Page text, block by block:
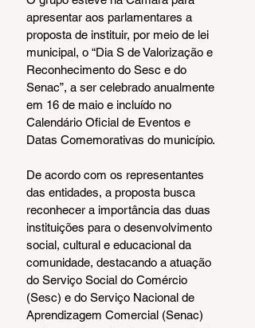
apresentar aos parlamentares a
proposta de instituir, por meio de lei
municipal, o “Dia S de Valorização e
Reconhecimento do Sesc e do
Senac”, a ser celebrado anualmente
em 16 de maio e incluído no
Calendário Oficial de Eventos e
Datas Comemorativas do município.
De acordo com os representantes
das entidades, a proposta busca
reconhecer a importância das duas
instituições para o desenvolvimento
social, cultural e educacional da
comunidade, destacando a atuação
do Serviço Social do Comércio
(Sesc) e do Serviço Nacional de
Aprendizagem Comercial (Senac)